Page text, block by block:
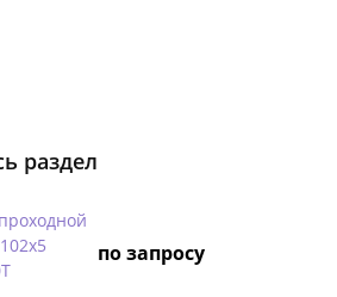
раздел
по запросу